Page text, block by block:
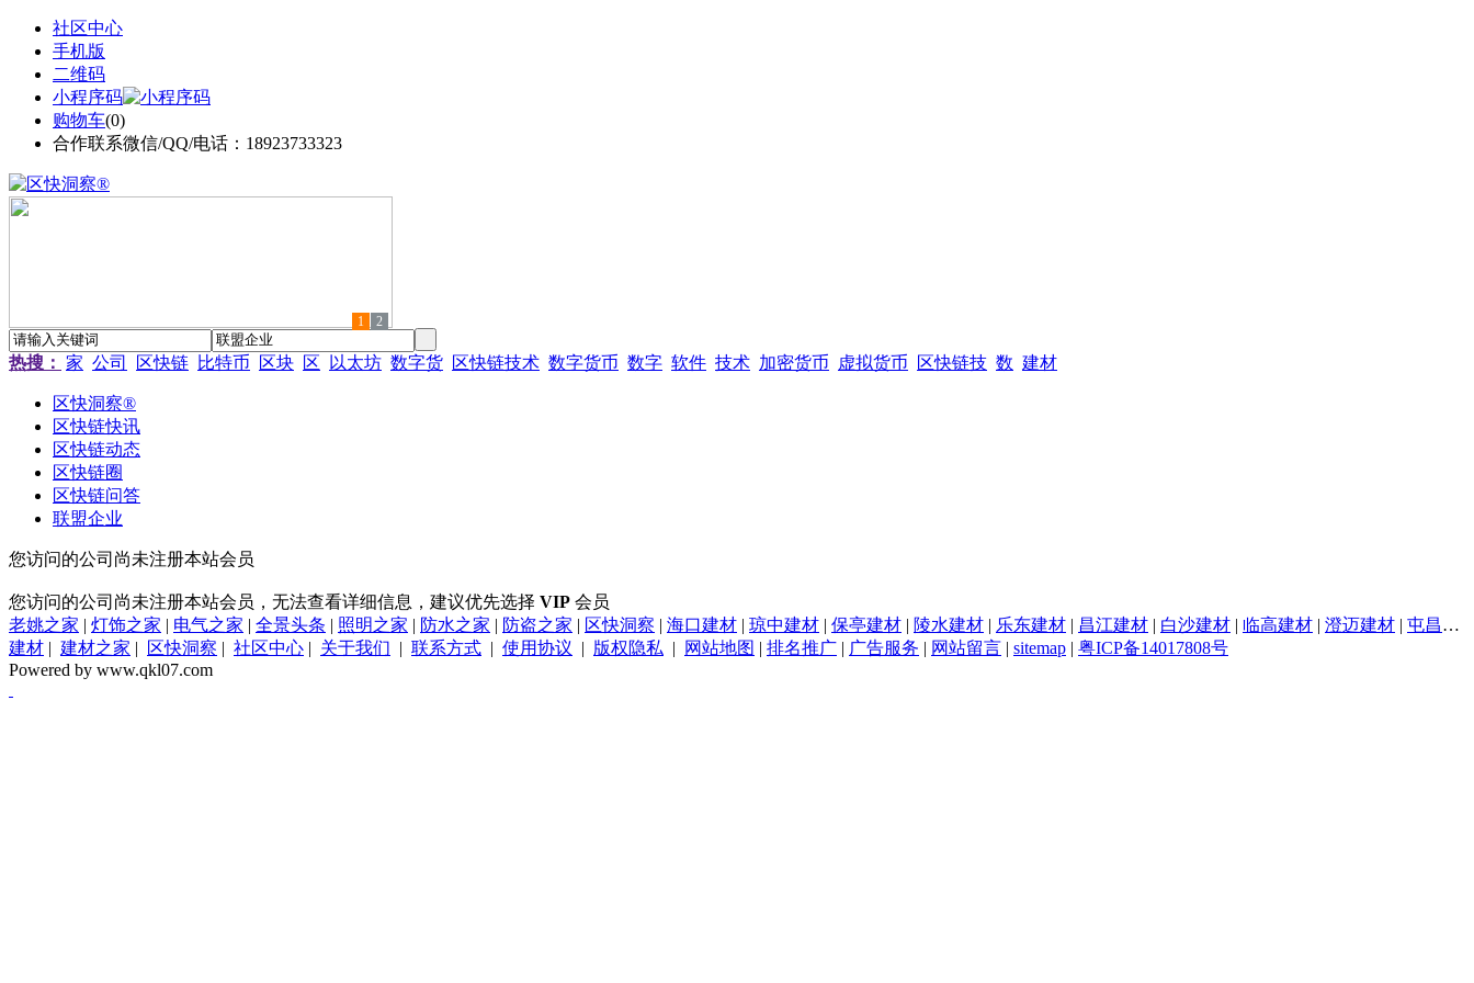
社区中心
手机版
二维码
小程序码
购物车(0)
合作联系微信/QQ/电话：18923733323
1 2
热搜： 家 公司 区快链 比特币 区块 区 以太坊 数字货 区快链技术 数字货币 数字 软件 技术 加密货币 虚拟货币 区快链技 数 建材
区快洞察®
区快链快讯
区快链动态
区快链圈
区快链问答
联盟企业
您访问的公司尚未注册本站会员
您访问的公司尚未注册本站会员，无法查看详细信息，建议优先选择 VIP 会员
老姚之家 | 灯饰之家 | 电气之家 | 全景头条 | 照明之家 | 防水之家 | 防盗之家 | 区快洞察 | 海口建材 | 琼中建材 | 保亭建材 | 陵水建材 | 乐东建材 | 昌江建材 | 白沙建材 | 临高建材 | 澄迈建材 | 屯昌建材
建材 | 建材之家 | 区快洞察 | 社区中心 | 关于我们 | 联系方式 | 使用协议 | 版权隐私 | 网站地图 | 排名推广 | 广告服务 | 网站留言 | sitemap | 粤ICP备14017808号
Powered by www.qkl07.com